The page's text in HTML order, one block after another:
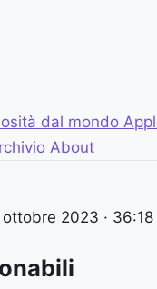
dal mondo
About
ottobre 2023 · 36:18